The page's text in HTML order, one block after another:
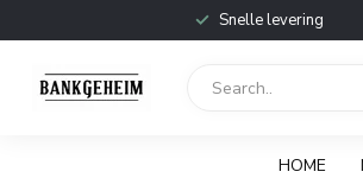
Snelle levering
HOME